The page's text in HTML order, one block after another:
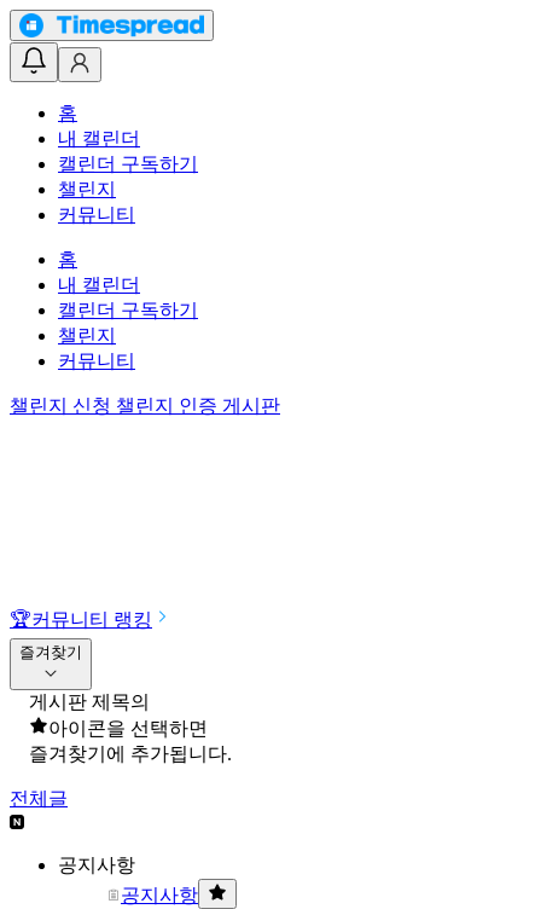
홈
내 캘린더
캘린더 구독하기
챌린지
커뮤니티
홈
내 캘린더
캘린더 구독하기
챌린지
커뮤니티
챌린지 신청 챌린지 인증 게시판
🏆커뮤니티 랭킹
즐겨찾기
게시판 제목의
아이콘을 선택하면
즐겨찾기에 추가됩니다.
전체글
공지사항
공지사항